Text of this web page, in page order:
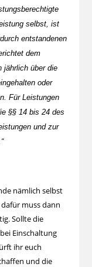
selbst, ist
entstandenen
dem
jährlich über die
oder
Für Leistungen
§§ 14 bis 24 des
und zur
nämlich selbst
muss dann
Sollte die
Einschaltung
ihr euch
und die